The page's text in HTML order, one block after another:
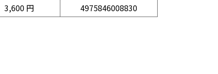
3,600 円 4975846008830